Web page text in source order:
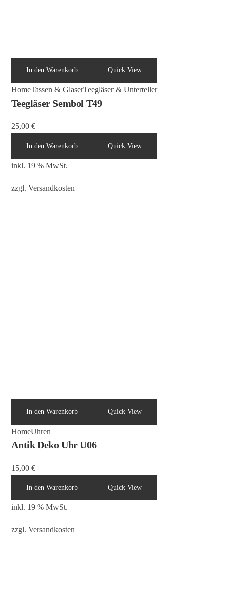
In den Warenkorb Quick View
HomeTassen & GlaserTeegläser & Unterteller
Teegläser Sembol T49
25,00€
In den Warenkorb Quick View
inkl. 19 % MwSt.
zzgl.Versandkosten
In den Warenkorb Quick View
HomeUhren
Antik Deko Uhr U06
15,00€
In den Warenkorb Quick View
inkl. 19 % MwSt.
zzgl.Versandkosten